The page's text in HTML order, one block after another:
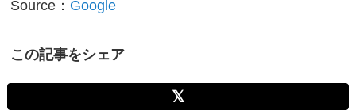
Source： Google
この記事をシェア
𝕏